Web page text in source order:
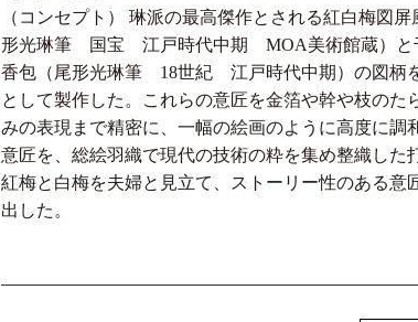
（コンセプト） 琳派の最高傑作とされる紅白梅図屏
形光琳筆 国宝 江戸時代中期 MOA美術館蔵）と
香包（尾形光琳筆 18世紀 江戸時代中期）の図柄
として製作した。これらの意匠を金箔や幹や枝のた
みの表現まで精密に、一幅の絵画のように高度に調
意匠を、総絵羽織で現代の技術の粋を集め整織した
紅梅と白梅を夫婦と見立て、ストーリー性のある意
出した。